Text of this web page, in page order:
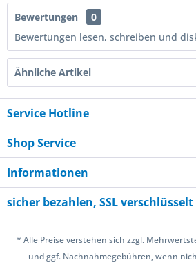
Bewertungen
0
Bewertungen lesen, schreiben und
Ähnliche Artikel
Service Hotline
Shop Service
Informationen
sicher bezahlen, SSL verschlüsselt
* Alle Preise verstehen sich zzgl.
und ggf. Nachnahmegebühren, wenn